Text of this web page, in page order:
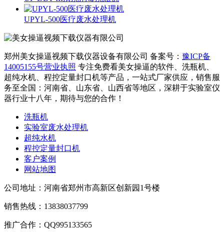
UPYL-500医疗废水处理机
郑州美女操逼视频下载仪器设备有限公司 备案号： 豫ICP备
14005155号营业执照 专注免费看美女操逼的软件、洗瓶机、
超纯水机、程控定量封口机等产品，一站式厂家供应，销售服
务至全国：河南省、山东省、山西省等地区，深耕于实验室仪
器行业十八年，期待与您的合作！
洗瓶机
实验室废水处理机
超纯水机
程控定量封口机
客户案例
网站地图
公司地址：河南省郑州市高新区创新园1号楼
销售热线：13838037799
推广合作：QQ995133565